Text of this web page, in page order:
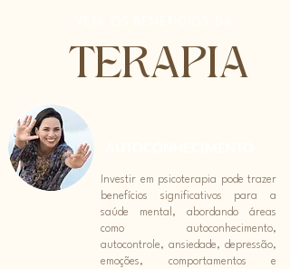
TERAPIA
Investir em psicoterapia pode trazer
benefícios significativos para a
saúde mental, abordando áreas
como autoconhecimento,
autocontrole, ansiedade, depressão,
emoções, comportamentos e